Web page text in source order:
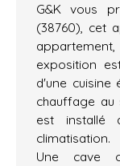
G&K vous
(38760), cet
exposition
d'une cuisine
chauffage au
est installé
climatisation.
Une cave